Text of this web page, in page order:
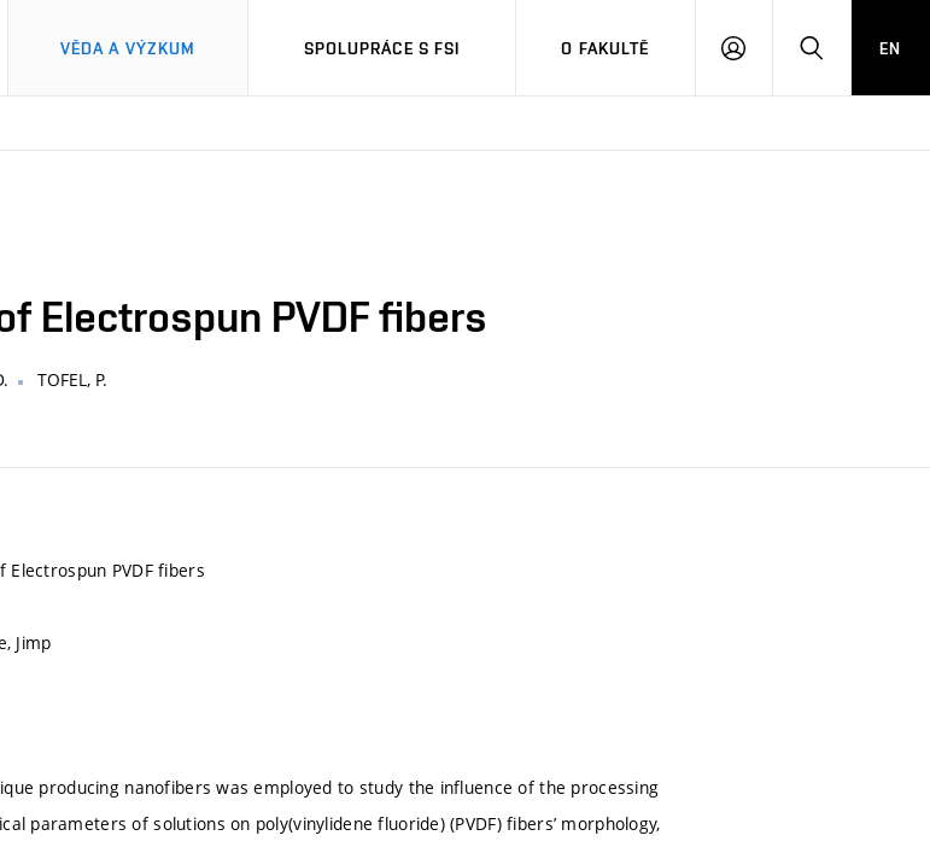
VĚDA A VÝZKUM SPOLUPRÁCE S FSI O FAKULTĚ
PŘIHLÁŠENÍHLEDAT
EN
Electrospun PVDF fibers
TOFEL, P.
PVDF fibers
Jimp
producing nanofibers was employed to study the influence of the processing
parameters of solutions on poly(vinylidene fluoride) (PVDF) fibers’ morphology,